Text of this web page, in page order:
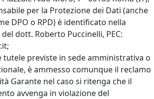
per la Protezione dei Dati (anche
DPO o RPD) è identificato nella
dott. Roberto Puccinelli, PEC:
tutele previste in sede amministrativa o
è ammesso comunque il reclamo
Garante nel caso si ritenga che il
avvenga in violazione del